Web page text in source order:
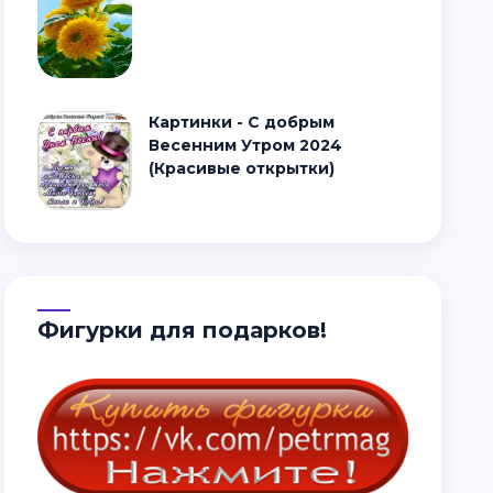
Картинки - С добрым
Весенним Утром 2024
(Красивые открытки)
Фигурки для подарков!